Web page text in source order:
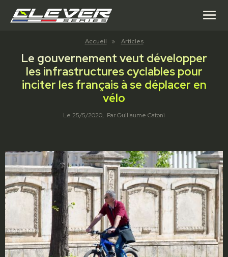
menu
Accueil » Articles
Le gouvernement veut développer
les infrastructures cyclables pour
inciter les français à se déplacer en
vélo
Le 25/5/2020, ParGuillaume Catoni